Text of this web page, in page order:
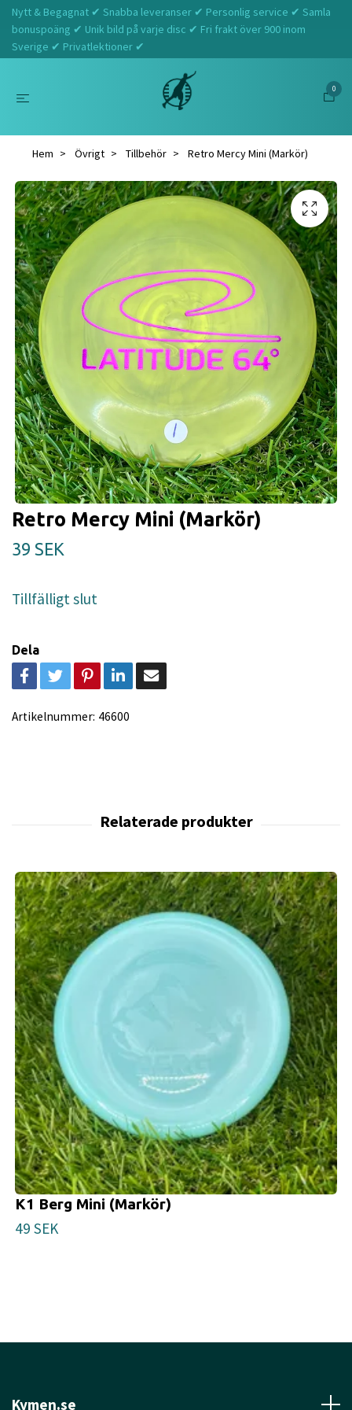
Nytt & Begagnat ✔ Snabba leveranser ✔ Personlig service ✔ Samla
bonuspoäng ✔ Unik bild på varje disc ✔ Fri frakt över 900 inom
Sverige ✔ Privatlektioner ✔
0
Hem Övrigt Tillbehör Retro Mercy Mini (Markör)
Retro Mercy Mini (Markör)
39 SEK
Tillfälligt slut
Dela
Artikelnummer: 46600
K1 Berg Mini (Markör)
49 SEK
Kymen.se